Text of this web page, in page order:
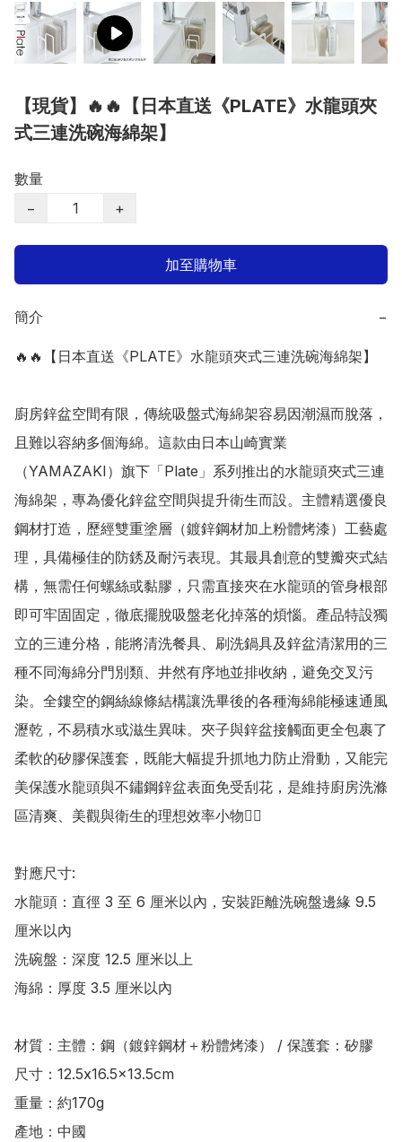
【現貨】🔥🔥【日本直送《PLATE》水龍頭夾
式三連洗碗海綿架】
數量
−
+
加至購物車
簡介 −
🔥🔥【日本直送《PLATE》水龍頭夾式三連洗碗海綿架】
廚房鋅盆空間有限，傳統吸盤式海綿架容易因潮濕而脫落，
且難以容納多個海綿。這款由日本山崎實業
（YAMAZAKI）旗下「Plate」系列推出的水龍頭夾式三連
海綿架，專為優化鋅盆空間與提升衛生而設。主體精選優良
鋼材打造，歷經雙重塗層（鍍鋅鋼材加上粉體烤漆）工藝處
理，具備極佳的防銹及耐污表現。其最具創意的雙瓣夾式結
構，無需任何螺絲或黏膠，只需直接夾在水龍頭的管身根部
即可牢固固定，徹底擺脫吸盤老化掉落的煩惱。產品特設獨
立的三連分格，能將清洗餐具、刷洗鍋具及鋅盆清潔用的三
種不同海綿分門別類、井然有序地並排收納，避免交叉污
染。全鏤空的鋼絲線條結構讓洗畢後的各種海綿能極速通風
瀝乾，不易積水或滋生異味。夾子與鋅盆接觸面更全包裹了
柔軟的矽膠保護套，既能大幅提升抓地力防止滑動，又能完
美保護水龍頭與不鏽鋼鋅盆表面免受刮花，是維持廚房洗滌
區清爽、美觀與衛生的理想效率小物👍🏻
對應尺寸:
水龍頭：直徑 3 至 6 厘米以內，安裝距離洗碗盤邊緣 9.5
厘米以內
洗碗盤：深度 12.5 厘米以上
海綿：厚度 3.5 厘米以內
材質：主體：鋼（鍍鋅鋼材＋粉體烤漆） / 保護套：矽膠
尺寸：12.5x16.5x13.5cm
重量：約170g
產地：中國